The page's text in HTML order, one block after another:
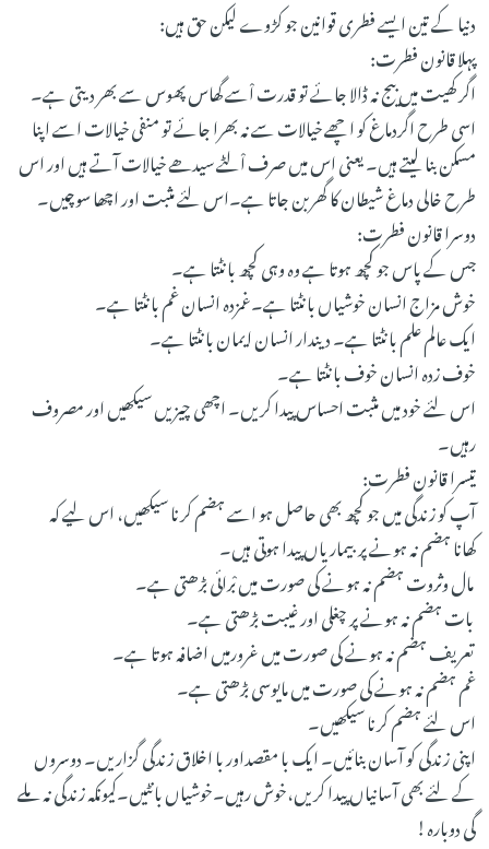
دنیا کے تین ایسے فطری قوانین جو کڑوے لیکن حق ہیں:
پہلا قانون فطرت:
اگر کھیت میں بیج نہ ڈالا جائے تو قدرت اْسے گھاس پھوس سے بھر دیتی ہے۔
اسی طرح اگردماغ کو اچھے خیالات سے نہ بھرا جائے تو منفی خیالات اسے اپنا
مسکن بنا لیتے ہیں۔ یعنی اس میں صرف اْلٹے سیدھے خیالات آتے ہیں اور اس
طرح خالی دماغ شیطان کا گھربن جاتا ہے۔اس لئے مثبت اور اچھا سوچیں۔
دوسرا قانون فطرت:
جس کے پاس جو کچھ ہوتا ہے وہ وہی کچھ بانٹتا ہے۔
خوش مزاج انسان خوشیاں بانٹتا ہے۔غمزدہ انسان غم بانٹتا ہے۔
ایک عالم علم بانٹتا ہے۔ دیندار انسان ایمان بانٹتا ہے۔
خوف زدہ انسان خوف بانٹتا ہے۔
اس لئے خود میں مثبت احساس پیدا کریں۔ اچھی چیزیں سیکھیں اور مصروف
رہیں۔
تیسرا قانون فطرت:
آپ کو زندگی میں جو کچھ بھی حاصل ہو اسے ہضم کرنا سیکھیں، اس لیے کہ
کھانا ہضم نہ ہونے پربیماریاں پیدا ہوتی ہیں۔
مال وثروت ہضم نہ ہونے کی صورت میں بْرائی بڑھتی ہے۔
بات ہضم نہ ہونے پر چغلی اور غیبت بڑھتی ہے۔
تعریف ہضم نہ ہونے کی صورت میں غرورمیں اضافہ ہوتا ہے۔
غم ہضم نہ ہونے کی صورت میں مایوسی بڑھتی ہے۔
اس لئے ہضم کرنا سیکھیں۔
اپنی زندگی کو آسان بنائیں۔ ایک با مقصداور با اخلاق زندگی گزاریں۔ دوسروں
کے لئے بھی آسانیاں پیدا کریں،خوش رہیں۔خوشیاں بانٹیں۔کیونکہ زندگی نہ ملے
گی دوبارہ!